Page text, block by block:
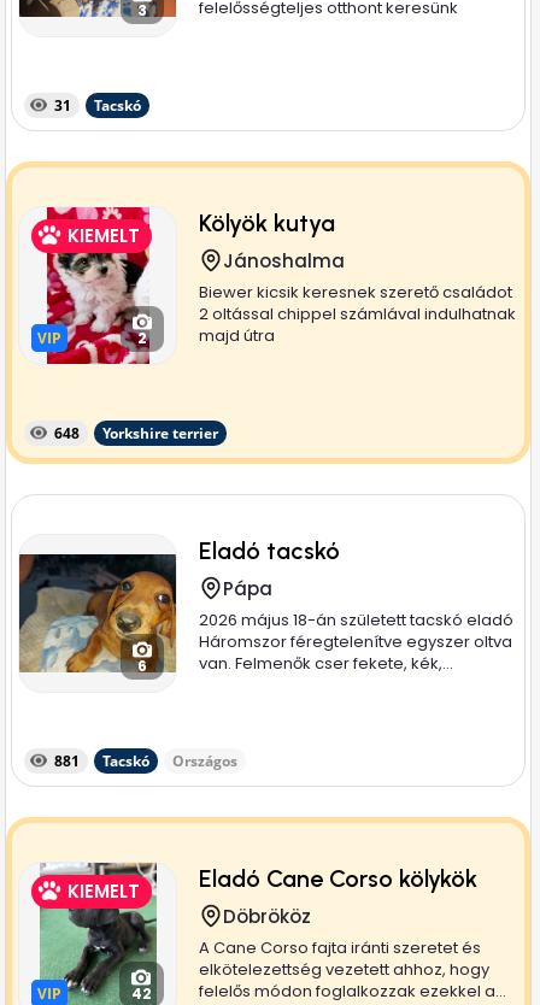
3
felelősségteljes otthont keresünk
31 Tacskó
KIEMELT
VIP
VIP 2
Kölyök kutya
Jánoshalma
Biewer kicsik keresnek szerető családot
2 oltással chippel számlával indulhatnak
majd útra
648 Yorkshire terrier
6
Eladó tacskó
Pápa
2026 május 18-án született tacskó eladó
Háromszor féregtelenítve egyszer oltva
van. Felmenők cser fekete, kék,...
881 Tacskó Országos
KIEMELT
VIP
VIP 42
Eladó Cane Corso kölykök
Döbrököz
A Cane Corso fajta iránti szeretet és
elkötelezettség vezetett ahhoz, hogy
felelős módon foglalkozzak ezekkel a...